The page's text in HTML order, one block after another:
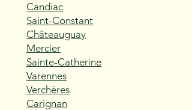
Candiac
Saint-Constant
Châteauguay
Mercier
Sainte-Catherine
Varennes
Verchères
Carignan